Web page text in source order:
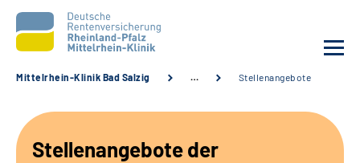
Unsere Angebote
Mittelrhein-Klinik Bad Salzig … Stellenangebote
Stellenangebote der